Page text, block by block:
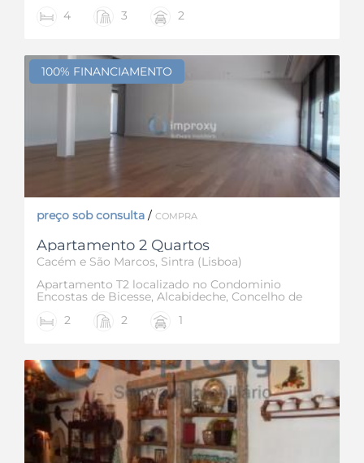
4 3 2
100% FINANCIAMENTO
preço sob consulta / COMPRA
Apartamento 2 Quartos
Cacém e São Marcos, Sintra (Lisboa)
Apartamento T2 localizado no Condominio
Encostas de Bicesse, Alcabideche, Concelho de
Este apartamento possui hall de entrada e
corredor (12,55 m2), sala comum com lareira
terraço, cozinha equipada (12,65 m2), um quarto
(12,15 m2), casa de banho completa (4,50 m2),
suite com casa de banho completa e closet
(21,70 m2) com acesso a varanda (3,30 m2).
Garagem em box com mezanine. Localizado em
zona residencial sossegada porém perto de uma
excelente oferta comercial e de serviços e com
ótimos acessos às vias de e para Lisboa.
2 2 1